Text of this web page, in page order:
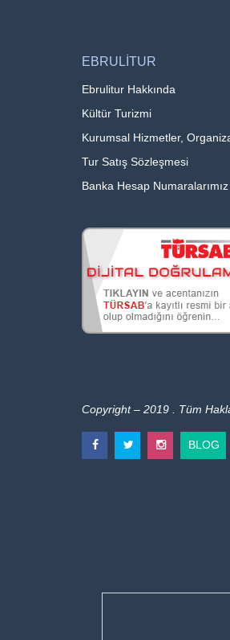
EBRULİTUR
Ebrulitur Hakkında
Kültür Turizmi
Kurumsal Hizmetler,
Tur Satış Sözleşmesi
Banka Hesap Numaralarımız
Copyright – 2019 . Tüm
BLOG